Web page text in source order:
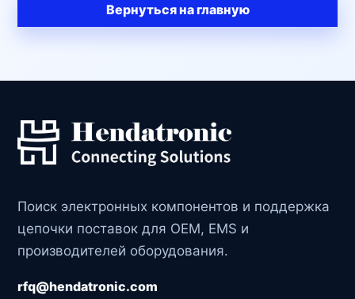
Вернуться на главную
Поиск электронных компонентов и поддержка
цепочки поставок для OEM, EMS и
производителей оборудования.
rfq@hendatronic.com